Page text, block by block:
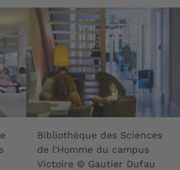
Bibliothèque des Sciences
de l'Homme du campus
Victoire © Gautier Dufau